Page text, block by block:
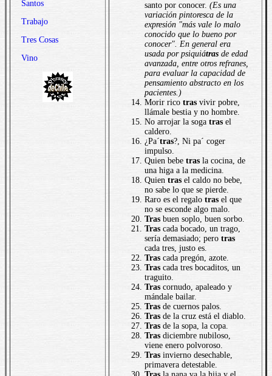
Santos
Trabajo
Tres Cosas
Vino
santo por conocer. (Es una
variación pintoresca de la
expresión "más vale lo malo
conocido que lo bueno por
conocer". En general era
usada por psiquiátras de edad
avanzada, entre otros refranes,
para evaluar la capacidad de
pensamiento abstracto en los
pacientes.)
Morir rico tras vivir pobre,
llámale bestia y no hombre.
No arrojar la soga tras el
caldero.
¿Pa´tras?, Ni pa´ coger
impulso.
Quien bebe tras la cocina, de
una higa a la medicina.
Quien tras el caldo no bebe,
no sabe lo que se pierde.
Raro es el regalo tras el que
no se esconde algo malo.
Tras buen soplo, buen sorbo.
Tras cada bocado, un trago,
sería demasiado; pero tras
cada tres, justo es.
Tras cada pregón, azote.
Tras cada tres bocaditos, un
traguito.
Tras cornudo, apaleado y
mándale bailar.
Tras de cuernos palos.
Trasde la cruz está el diablo.
Tras de la sopa, la copa.
Tras diciembre nubiloso,
viene enero polvoroso.
Tras invierno desechable,
primavera detestable.